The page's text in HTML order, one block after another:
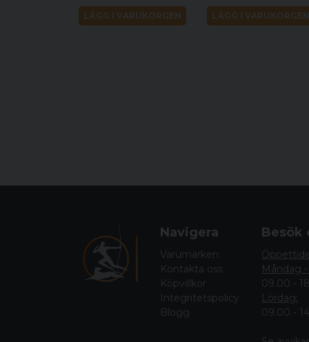
LÄGG I VARUKORGEN LÄGG I VARUKORGEN
Navigera
Varumärken
Kontakta oss
Köpvillkor
Integritetspolicy
Blogg
Besök
Måndag -
09.00 -
Lördag:
09.00 -